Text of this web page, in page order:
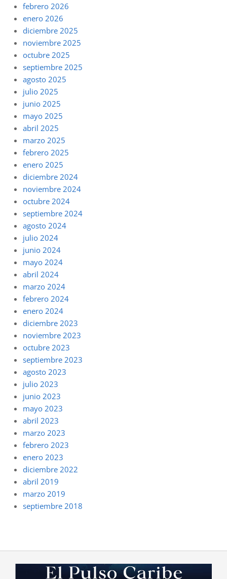
febrero 2026
enero 2026
diciembre 2025
noviembre 2025
octubre 2025
septiembre 2025
agosto 2025
julio 2025
junio 2025
mayo 2025
abril 2025
marzo 2025
febrero 2025
enero 2025
diciembre 2024
noviembre 2024
octubre 2024
septiembre 2024
agosto 2024
julio 2024
junio 2024
mayo 2024
abril 2024
marzo 2024
febrero 2024
enero 2024
diciembre 2023
noviembre 2023
octubre 2023
septiembre 2023
agosto 2023
julio 2023
junio 2023
mayo 2023
abril 2023
marzo 2023
febrero 2023
enero 2023
diciembre 2022
abril 2019
marzo 2019
septiembre 2018